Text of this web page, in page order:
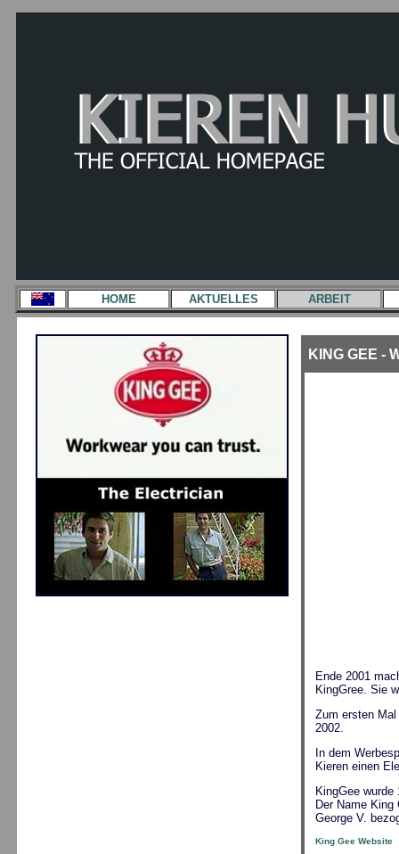
KING GEE -
Ende 2001
KingGree. Sie
Zum ersten
2002.
In dem
Kieren einen
KingGee
Der Name
George V.
King Gee Website
HOME AKTUELLES ARBEIT